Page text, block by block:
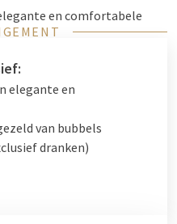
en comfortabele
door onze chef-kok
producten (exclusief
te vieren of gewoon
waar comfort en
elegante en
van bubbels
dranken)